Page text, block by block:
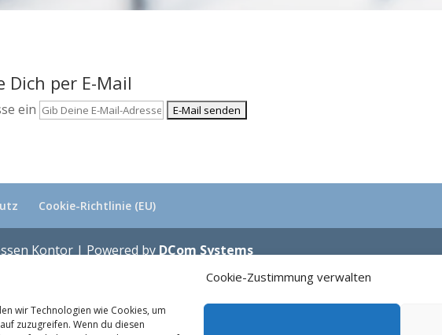
Cookie-Zustimmung verwalten
wir Technologien wie Cookies, um
zuzugreifen. Wenn du diesen
per E-Mail
ein
Cookie-Richtlinie (EU)
Kontor | Powered by DCom Systems